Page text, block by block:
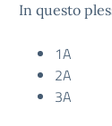
In questo
1A
2A
3A